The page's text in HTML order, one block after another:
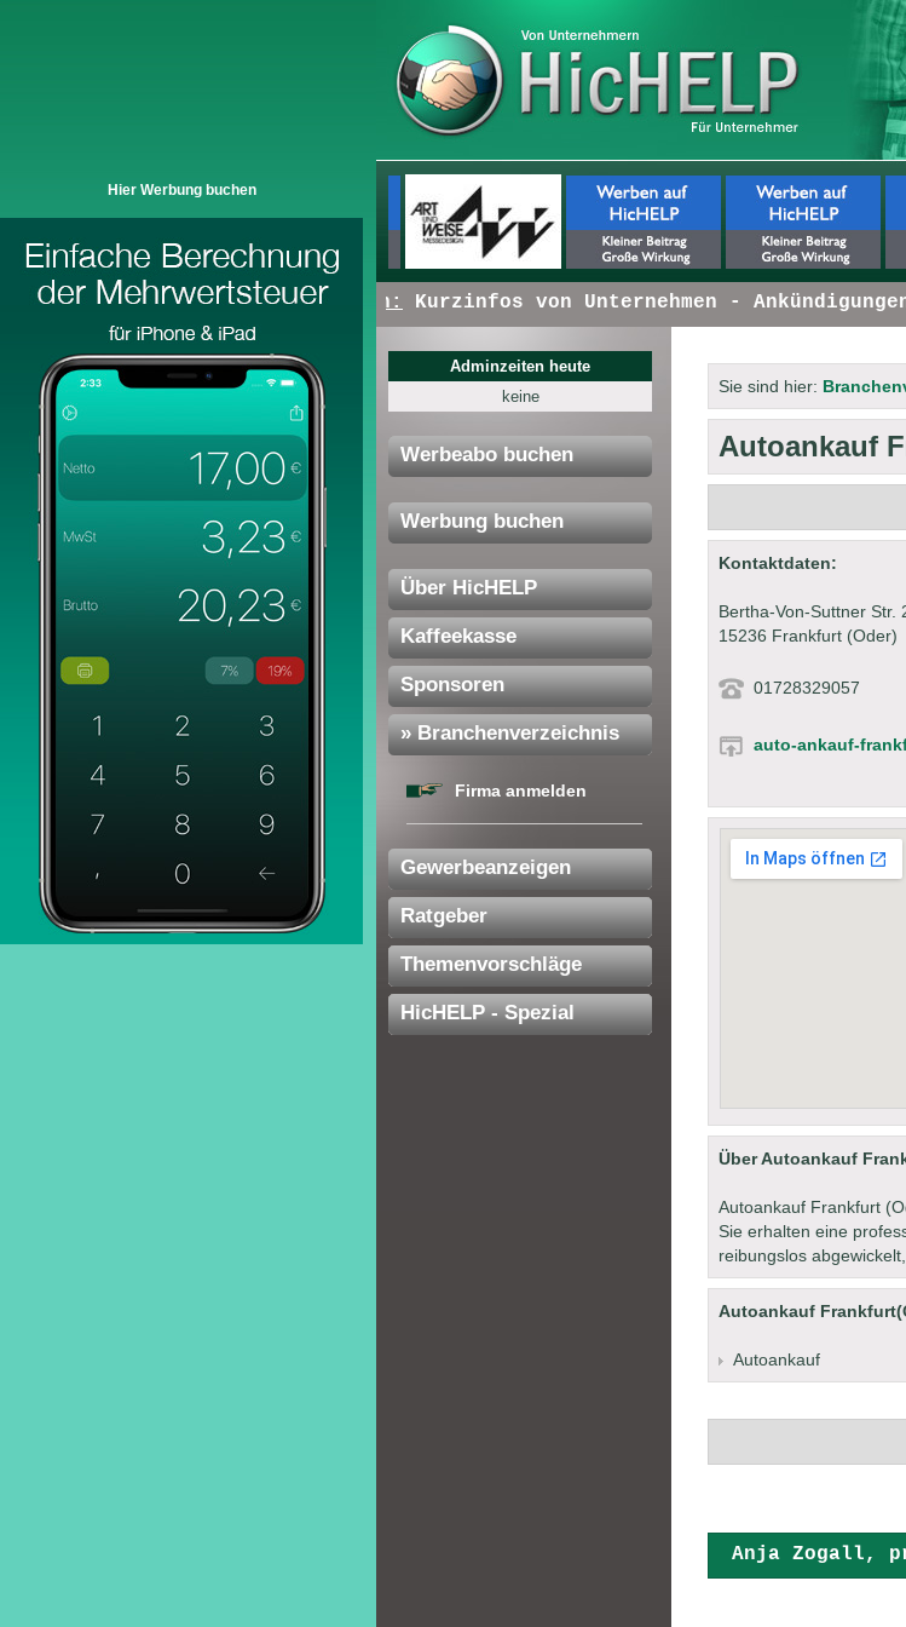
Hier Werbung buchen
+ + +Hier erscheinen: Kurzinfos von Unternehmen -
Adminzeiten heute
keine
Werbeabo buchen
Werbung buchen
Über HicHELP
Kaffeekasse
Sponsoren
» Branchenverzeichnis
Firma anmelden
Gewerbeanzeigen
Ratgeber
Themenvorschläge
HicHELP - Spezial
Sie sind hier:
Autoankauf
Kontaktdaten:
Bertha-Von-Suttner Str.
15236 Frankfurt (Oder)
01728329057
auto-ankauf-
Über Autoankauf
Autoankauf Frankfurt
Sie erhalten eine
reibungslos
Autoankauf
Autoankauf
Dr. Anja Zogall,